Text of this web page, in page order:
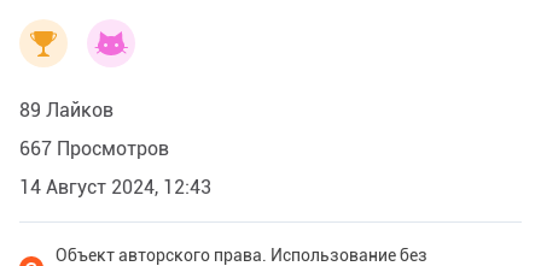
89 Лайков
667 Просмотров
14 Август 2024, 12:43
Объект авторского права. Использование без